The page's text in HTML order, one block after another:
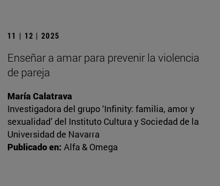
11 | 12 | 2025
Enseñar a amar para prevenir la violencia
de pareja
María Calatrava
Investigadora del grupo ‘Infinity: familia, amor y
sexualidad’ del Instituto Cultura y Sociedad de la
Universidad de Navarra
Publicado en: Alfa & Omega